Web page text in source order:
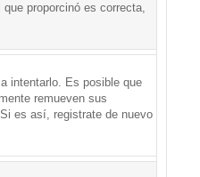
proporcinó es correcta,
intentarlo. Es posible que
remueven sus
es así, registrate de nuevo